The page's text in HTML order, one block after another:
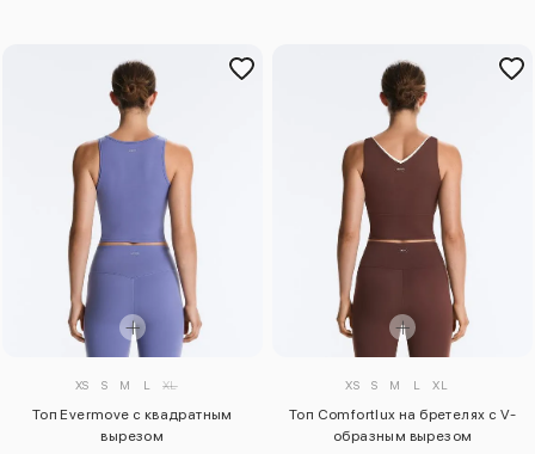
XS S M L XL
Топ Evermove с квадратным
вырезом
XS S M L XL
Топ Comfortlux на бретелях с V-
образным вырезом